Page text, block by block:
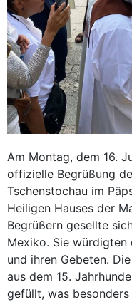
Am Montag, dem 16.
offizielle Begrüßung
Tschenstochau im
Heiligen Hauses der
Begrüßern gesellte
Mexiko. Sie würdigten
und ihren Gebeten.
aus dem 15.
gefüllt, was